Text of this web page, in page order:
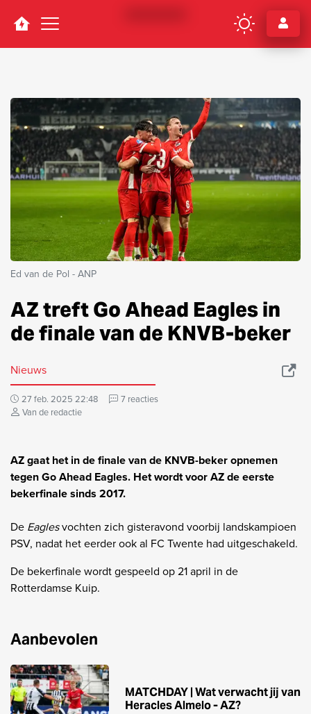
Navigation
Ed van de Pol - ANP
AZ treft Go Ahead Eagles in
de finale van de KNVB-beker
Nieuws
27 feb. 2025 22:48
7 reacties
Van de redactie
AZ gaat het in de finale van de KNVB-beker opnemen
tegen Go Ahead Eagles. Het wordt voor AZ de eerste
bekerfinale sinds 2017.
De Eaglesvochten zich gisteravond voorbij landskampioen
PSV, nadat het eerder ook al FC Twente had uitgeschakeld.
De bekerfinale wordt gespeeld op 21 april in de
Rotterdamse Kuip.
Aanbevolen
MATCHDAY | Wat verwacht jij van
Heracles Almelo - AZ?